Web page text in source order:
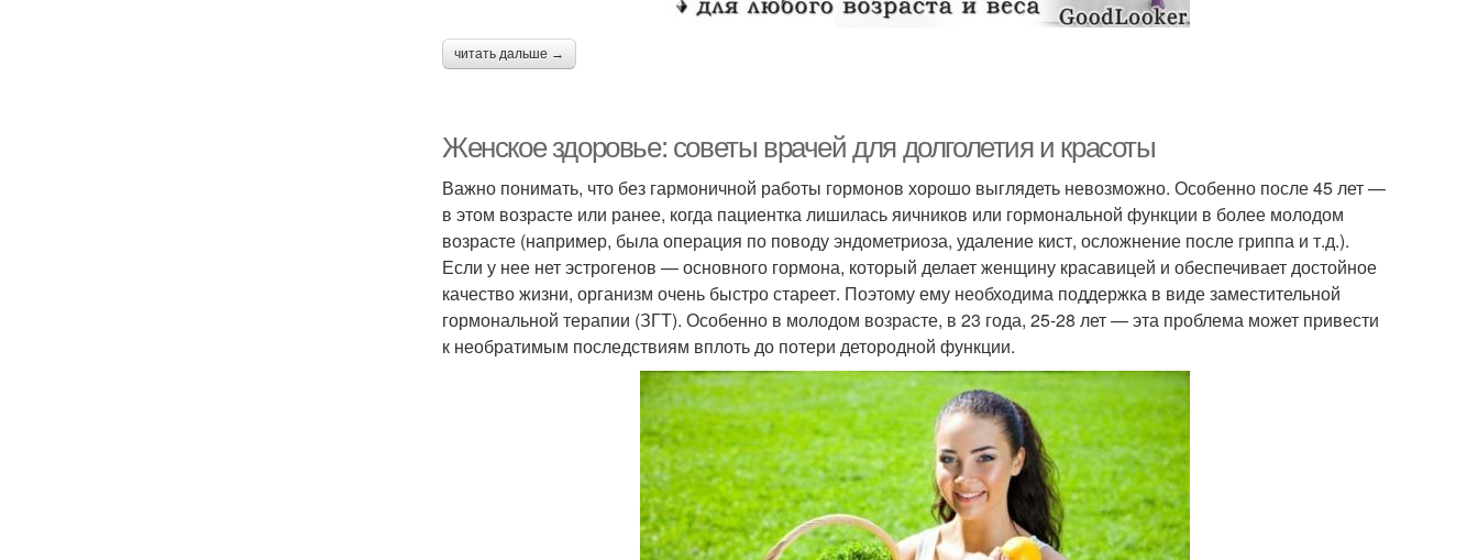
читать дальше →
Женское здоровье: советы врачей для долголетия и красоты
Важно понимать, что без гармоничной работы гормонов хорошо выглядеть невозможно. Особенно после 45 лет —
в этом возрасте или ранее, когда пациентка лишилась яичников или гормональной функции в более молодом
возрасте (например, была операция по поводу эндометриоза, удаление кист, осложнение после гриппа и т.д.).
Если у нее нет эстрогенов — основного гормона, который делает женщину красавицей и обеспечивает достойное
качество жизни, организм очень быстро стареет. Поэтому ему необходима поддержка в виде заместительной
гормональной терапии (ЗГТ). Особенно в молодом возрасте, в 23 года, 25-28 лет — эта проблема может привести
к необратимым последствиям вплоть до потери детородной функции.